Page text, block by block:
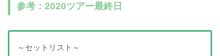
参考：2020ツアー最終日
～セットリスト～